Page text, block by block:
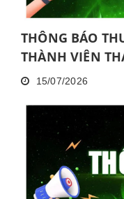
THÔNG BÁO
THÀNH VIÊN
15/07/2026